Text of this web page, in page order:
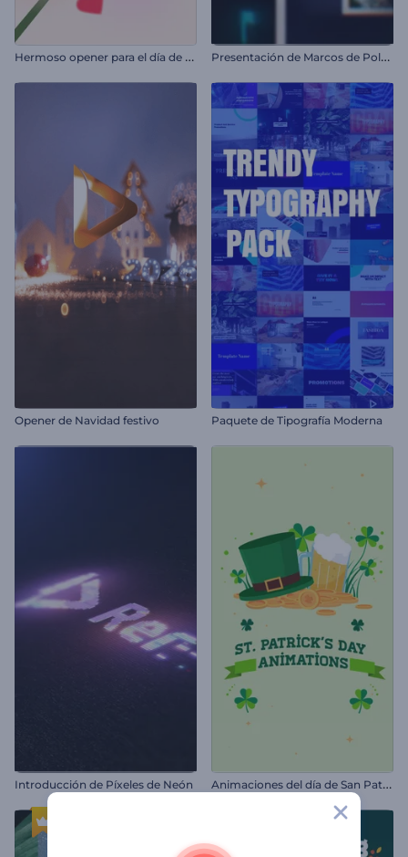
H
ermoso opener para el día de San Valentín P
resentación de Marcos de Polaroids
Opener de Navidad festivo Paquete de Tipografía Moderna
Introducción de Píxeles de Neón A
nimaciones del día de San Patricio